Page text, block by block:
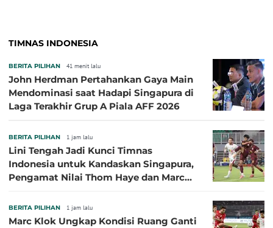
TIMNAS INDONESIA
BERITA PILIHAN 41 menit lalu
John Herdman Pertahankan Gaya Main
Mendominasi saat Hadapi Singapura di
Laga Terakhir Grup A Piala AFF 2026
BERITA PILIHAN 1 jam lalu
Lini Tengah Jadi Kunci Timnas
Indonesia untuk Kandaskan Singapura,
Pengamat Nilai Thom Haye dan Marc
BERITA PILIHAN 1 jam lalu
Marc Klok Ungkap Kondisi Ruang Ganti